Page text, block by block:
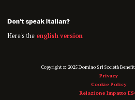
Don't speak italian?
Here's the english version
Copyright © 2025 Domino Srl Società Benefit
Privacy
Cookie Policy
Relazione Impatto